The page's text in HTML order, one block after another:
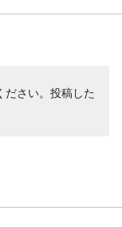
ださい。投稿した